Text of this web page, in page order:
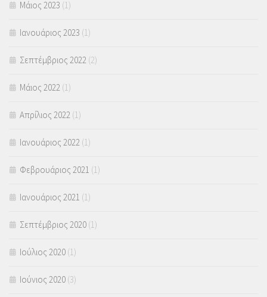
Μάιος 2023 (1)
Ιανουάριος 2023 (1)
Σεπτέμβριος 2022 (2)
Μάιος 2022 (1)
Απρίλιος 2022 (1)
Ιανουάριος 2022 (1)
Φεβρουάριος 2021 (1)
Ιανουάριος 2021 (1)
Σεπτέμβριος 2020 (1)
Ιούλιος 2020 (1)
Ιούνιος 2020 (3)